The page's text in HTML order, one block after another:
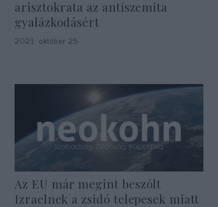
arisztokrata az antiszemita
gyalázkodásért
2021. október 25.
Az EU már megint beszólt
Izraelnek a zsidó telepesek miatt